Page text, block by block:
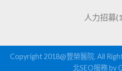
人力招募
Copyright 2018@豐榮醫院. All
北SEO服務by